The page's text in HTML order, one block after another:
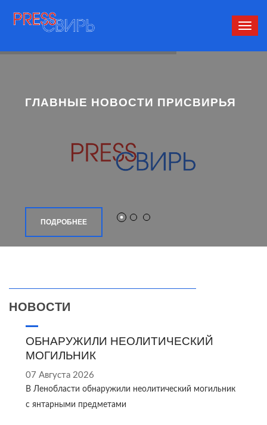
ГЛАВНЫЕ НОВОСТИ ПРИСВИРЬЯ
ПОДРОБНЕЕ
НОВОСТИ
ОБНАРУЖИЛИ НЕОЛИТИЧЕСКИЙ
МОГИЛЬНИК
07 Августа 2026
В Ленобласти обнаружили неолитический могильник
с янтарными предметами